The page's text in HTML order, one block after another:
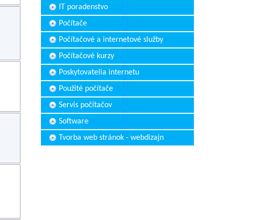
IT poradenstvo
Počítače
Počítačové a internetové služby
Počítačové kurzy
Poskytovatelia internetu
Použité počítače
Servis počítačov
Software
Tvorba web stránok - webdizajn